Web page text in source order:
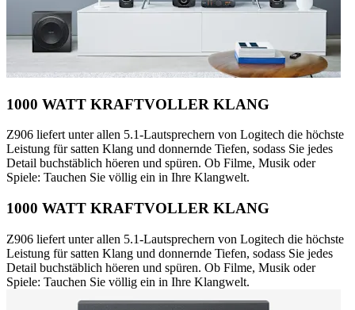
1000 WATT KRAFTVOLLER KLANG
Z906 liefert unter allen 5.1-Lautsprechern von Logitech die höchste
Leistung für satten Klang und donnernde Tiefen, sodass Sie jedes
Detail buchstäblich höeren und spüren. Ob Filme, Musik oder
Spiele: Tauchen Sie völlig ein in Ihre Klangwelt.
1000 WATT KRAFTVOLLER KLANG
Z906 liefert unter allen 5.1-Lautsprechern von Logitech die höchste
Leistung für satten Klang und donnernde Tiefen, sodass Sie jedes
Detail buchstäblich höeren und spüren. Ob Filme, Musik oder
Spiele: Tauchen Sie völlig ein in Ihre Klangwelt.